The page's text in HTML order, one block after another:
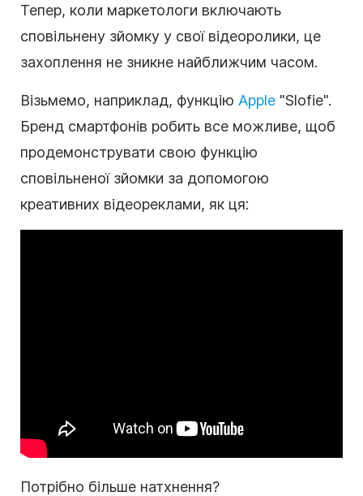
Тепер, коли маркетологи включають
сповільнену зйомку у свої відеоролики, це
захоплення не зникне найближчим часом.
Візьмемо, наприклад, функцію Apple "Slofie".
Бренд смартфонів робить все можливе, щоб
продемонструвати свою функцію
сповільненої зйомки за допомогою
креативних відеореклами, як ця:
Потрібно більше натхнення?